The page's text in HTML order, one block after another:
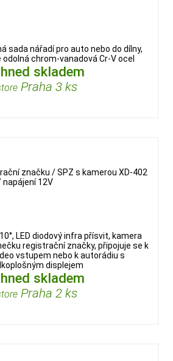
sada nářadí pro auto nebo do dílny,
chrom-vanadová Cr-V ocel
skladem
Praha 3 ks
značku / SPZ s kamerou XD-402
12V
LED diodový infra přísvit, kamera
registrační značky, připojuje se k
vstupem nebo k autorádiu s
displejem
skladem
Praha 2 ks